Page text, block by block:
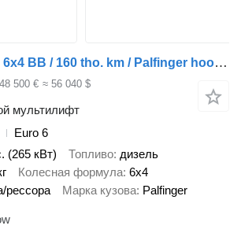
MAN TGS 26.360 6x4 BB / 160 tho. km / Palfinger hooklift
48 500 € ≈ 56 040 $
мультилифт
Euro 6
(265 кВт) Топливо дизель
Колесная формула 6x4
рессора Марка кузова Palfinger